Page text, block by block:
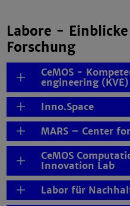
Labore -
Forschung
CeMOS -
engineering (KVE)
Inno.Space
MARS – Center
CeMOS
Innovation Lab
Labor für